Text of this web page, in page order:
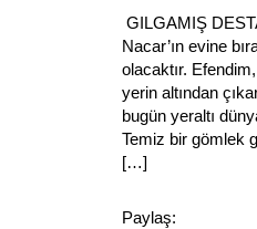
GILGAMIŞ
Nacar’ın evine
olacaktır.
yerin altından
bugün yeraltı
Temiz bir gömlek
[…]
Paylaş: